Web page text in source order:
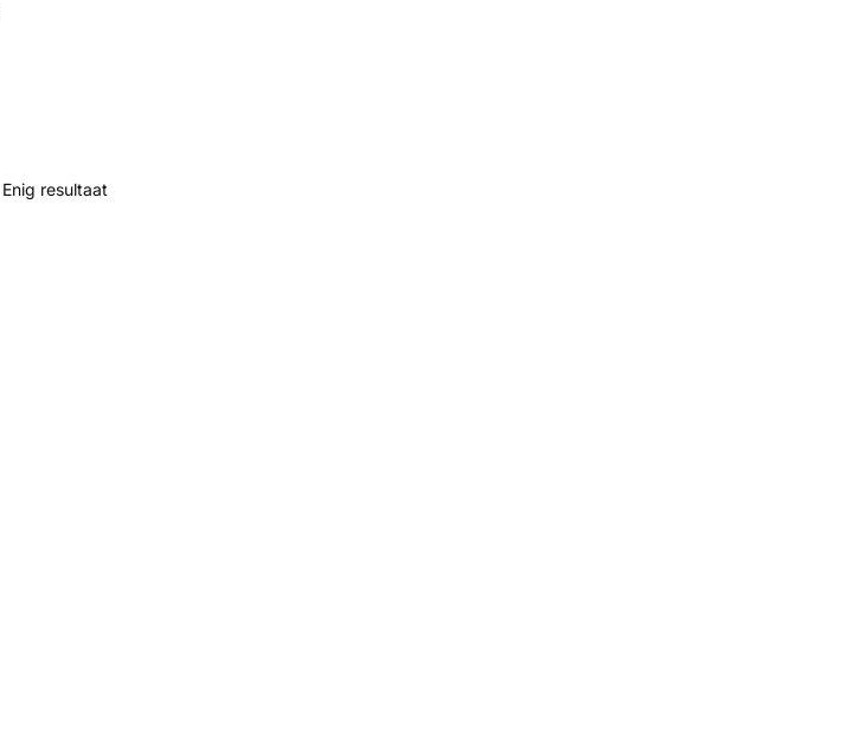
Enig resultaat